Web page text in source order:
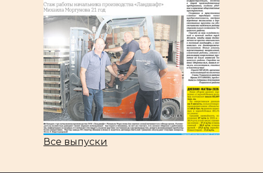
Все выпуски